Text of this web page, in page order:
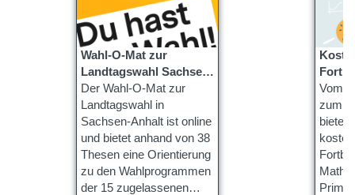
Wahl-O-Mat zur
Landtagswahl Sachsen-
Anhalt ist online
Der Wahl-O-Mat zur
Landtagswahl in
Sachsen-Anhalt ist online
und bietet anhand von 38
Thesen eine Orientierung
zu den Wahlprogrammen
der 15 zugelassenen
Vom
zum
bietet